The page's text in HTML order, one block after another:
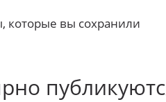
которые вы сохранили